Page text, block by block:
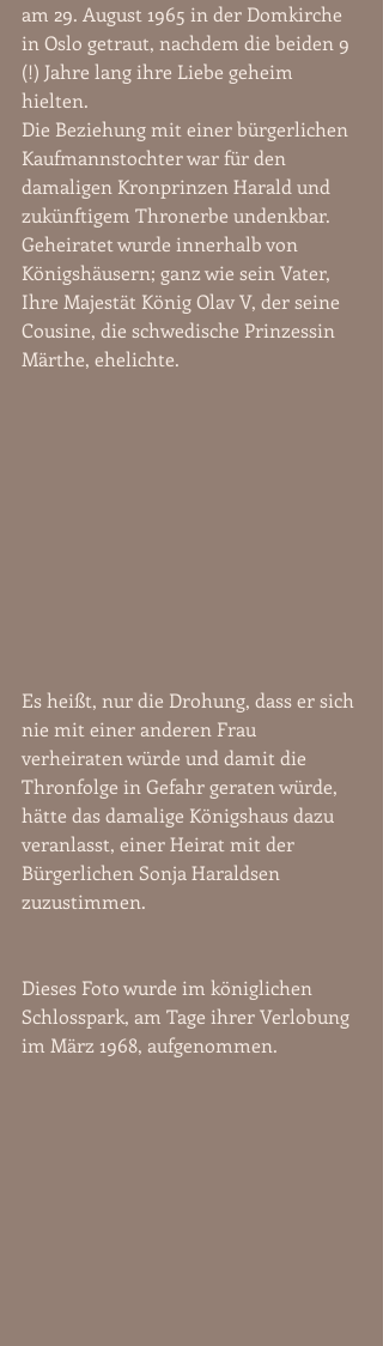
am 29. August 1965 in der Domkirche
in Oslo getraut, nachdem die beiden 9
(!) Jahre lang ihre Liebe geheim
hielten.
Die Beziehung mit einer bürgerlichen
Kaufmannstochter war für den
damaligen Kronprinzen Harald und
zukünftigem Thronerbe undenkbar.
Geheiratet wurde innerhalb von
Königshäusern; ganz wie sein Vater,
Ihre Majestät König Olav V, der seine
Cousine, die schwedische Prinzessin
Märthe, ehelichte.
Es heißt, nur die Drohung, dass er sich
nie mit einer anderen Frau
verheiraten würde und damit die
Thronfolge in Gefahr geraten würde,
hätte das damalige Königshaus dazu
veranlasst, einer Heirat mit der
Bürgerlichen Sonja Haraldsen
zuzustimmen.
Dieses Foto wurde im königlichen
Schlosspark, am Tage ihrer Verlobung
im März 1968, aufgenommen.